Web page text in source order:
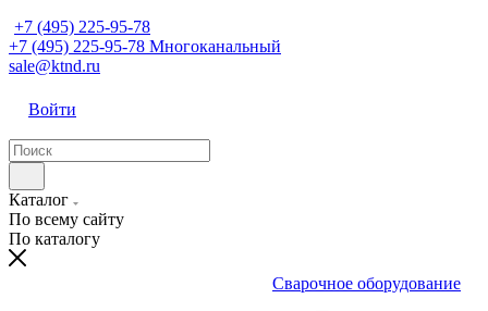
+7 (495) 225-95-78
+7 (495) 225-95-78 Многоканальный
sale@ktnd.ru
Войти
Каталог
По всему сайту
По каталогу
Сварочное оборудование